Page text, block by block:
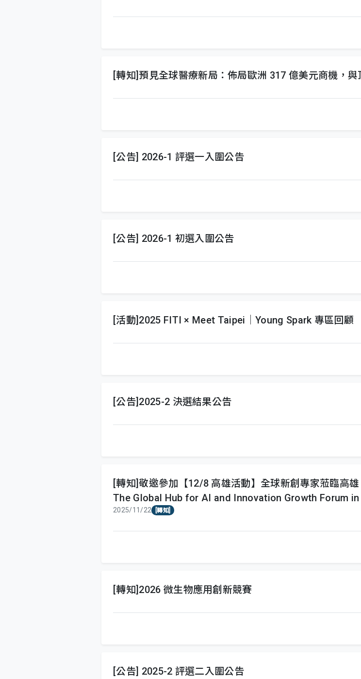
[轉知]預見全球醫療新局：佈局歐洲 317 億美元商機，
[公告] 2026-1 評選一入圍公告
[公告] 2026-1 初選入圍公告
[活動]2025 FITI × Meet Taipei｜Young Spark 專區回顧
[公告]2025-2 決選結果公告
[轉知]敬邀參加【12/8 高雄活動】全球新創專家蒞臨高
The Global Hub for AI and Innovation Growth Forum
2025/11/22 [轉知]
[轉知]2026 微生物應用創新競賽
[公告] 2025-2 評選二入圍公告